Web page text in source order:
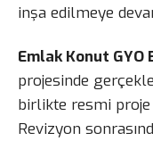
inşa edilmeye
Emlak Konut GYO
projesinde
birlikte resmi
Revizyon